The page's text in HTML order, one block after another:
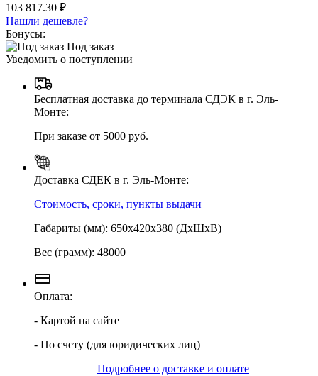
103 817.30 ₽
Нашли дешевле?
Бонусы:
Под заказ
Уведомить о поступлении
Бесплатная доставка до терминала СДЭК в г. Эль-
Монте:
При заказе от 5000 руб.
Доставка СДЕК в г. Эль-Монте:
Стоимость, сроки, пункты выдачи
Габариты (мм): 650х420х380 (ДхШхВ)
Вес (грамм): 48000
Оплата:
- Картой на сайте
- По счету (для юридических лиц)
Подробнее о доставке и оплате